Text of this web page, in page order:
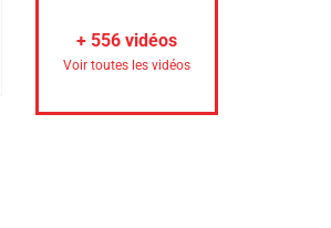
+ 556 vidéos
Voir toutes les vidéos